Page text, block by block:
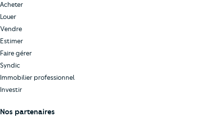
Acheter
Louer
Vendre
Estimer
Faire gérer
Syndic
Immobilier professionnel
Investir
Nos partenaires